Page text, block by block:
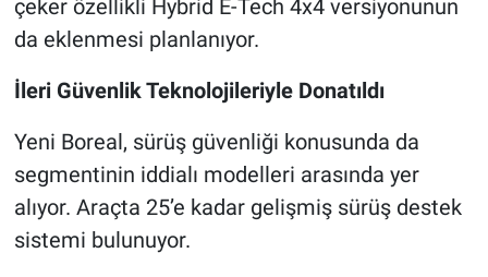
çeker özellikli Hybrid E-Tech 4x4 versiyonunun
da eklenmesi planlanıyor.
İleri Güvenlik Teknolojileriyle Donatıldı
Yeni Boreal, sürüş güvenliği konusunda da
segmentinin iddialı modelleri arasında yer
alıyor. Araçta 25’e kadar gelişmiş sürüş destek
sistemi bulunuyor.